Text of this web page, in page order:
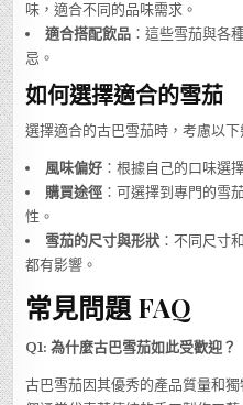
味，適合不同的品味需求。
適合搭配飲品 ：這些雪茄與各
忌。
如何選擇適合的雪茄
選擇適合的古巴雪茄時，考慮以下
風味偏好 ：根據自己的口味選
購買途徑 ：可選擇到專門的雪
性。
雪茄的尺寸與形狀 ：不同尺寸
都有影響。
常見問題 FAQ
Q1: 為什麼古巴雪茄如此受歡迎？
古巴雪茄因其優秀的產品質量和